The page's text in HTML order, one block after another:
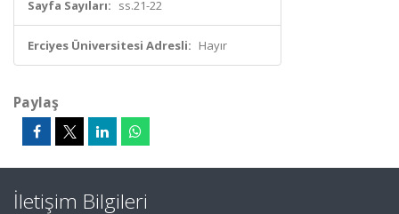
Sayfa Sayıları: ss.21-22
Erciyes Üniversitesi Adresli: Hayır
Paylaş
İletişim Bilgileri